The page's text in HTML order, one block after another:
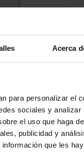
Acerca
para personalizar el
sociales y analizar
el uso que haga
publicidad y
que les